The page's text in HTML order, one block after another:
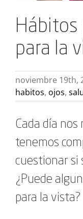
Hábitos
para la
noviembre 19th,
habitos, ojos,
Cada día
tenemos
cuestionar si
¿Puede
para la vista?